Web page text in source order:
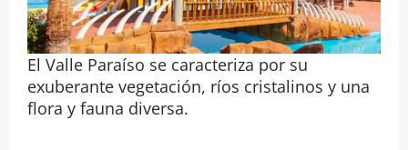
El Valle Paraíso se caracteriza por su
exuberante vegetación, ríos cristalinos y una
flora y fauna diversa.